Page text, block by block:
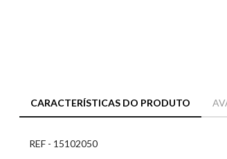
CARACTERÍSTICAS DO PRODUTO
REF - 15102050